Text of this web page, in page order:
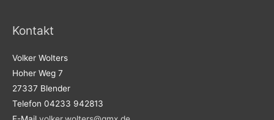
Kontakt
Volker Wolters
Hoher Weg 7
27337 Blender
Telefon 04233 942813